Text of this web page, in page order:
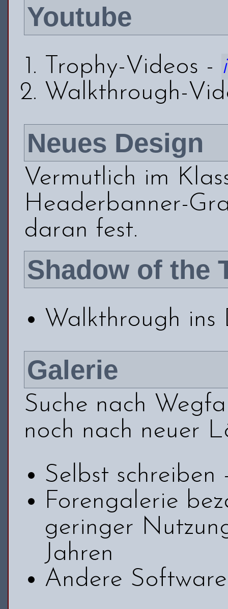
Youtube
Trophy-Videos -
Walkthrough-
Neues Design
Vermutlich im
Headerbanner-
daran fest.
Shadow of the
Walkthrough ins
Galerie
Suche nach
noch nach neuer
Selbst schreiben
Forengalerie
geringer
Jahren
Andere